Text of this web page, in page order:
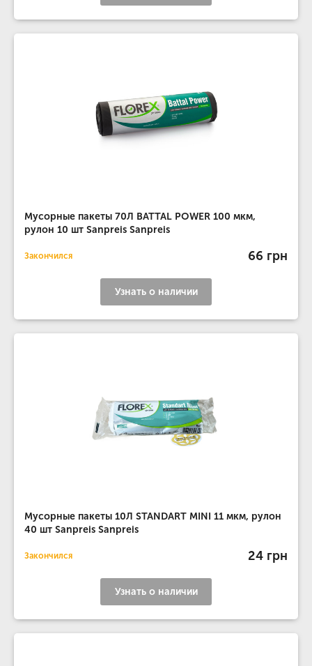
Мусорные пакеты 70Л BATTAL POWER 100 мкм,
рулон 10 шт Sanpreis Sanpreis
Закончился 66 грн
Узнать о наличии
Мусорные пакеты 10Л STANDART MINI 11 мкм, рулон
40 шт Sanpreis Sanpreis
Закончился 24 грн
Узнать о наличии